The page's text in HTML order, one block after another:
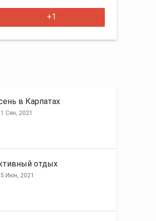
+1
в Карпатах
1 Сен, 2021
отдых
5 Июн, 2021